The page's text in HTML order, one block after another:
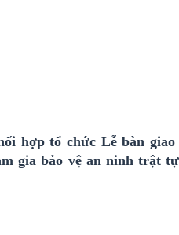
hợp tổ chức Lễ bàn
gia bảo vệ an ninh trật